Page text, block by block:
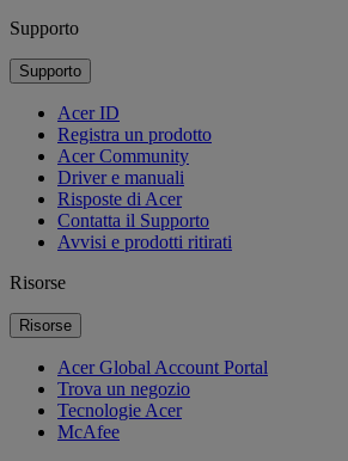
Supporto
Supporto
Acer ID
Registra un prodotto
Acer Community
Driver e manuali
Risposte di Acer
Contatta il Supporto
Avvisi e prodotti ritirati
Risorse
Risorse
Acer Global Account Portal
Trova un negozio
Tecnologie Acer
McAfee